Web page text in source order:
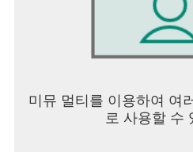
미뮤 멀티를 이용하여 여
로 사용할 수